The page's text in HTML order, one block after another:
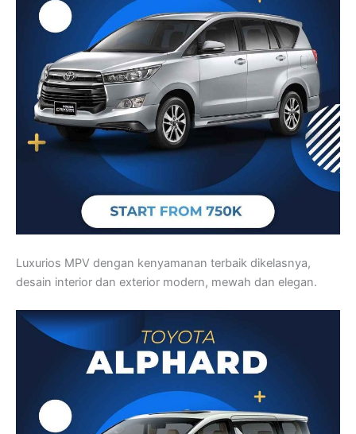
Luxurios MPV dengan kenyamanan terbaik dikelasnya,
desain interior dan exterior modern, mewah dan elegan.